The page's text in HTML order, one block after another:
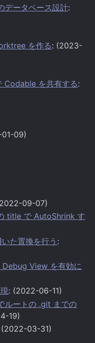
データベース設計:
を作る: (2023-
Codable を共有する:
09)
09-07)
title で AutoShrink す
た置換を行う :
View を有効に
: (2022-06-11)
ートの .git までの
19)
(2022-03-31)